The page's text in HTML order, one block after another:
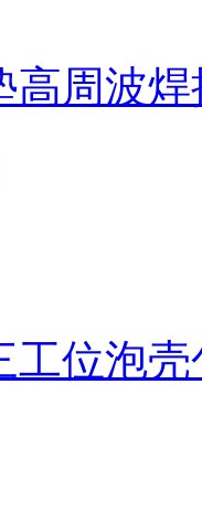
高周波焊
工位泡